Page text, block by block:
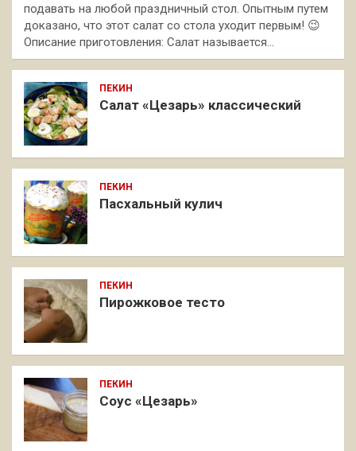
подавать на любой праздничный стол. Опытным путем
доказано, что этот салат со стола уходит первым! 😉
Описание приготовления: Салат называется…
ПЕКИН
Салат «Цезарь» классический
ПЕКИН
Пасхальный кулич
ПЕКИН
Пирожковое тесто
ПЕКИН
Соус «Цезарь»